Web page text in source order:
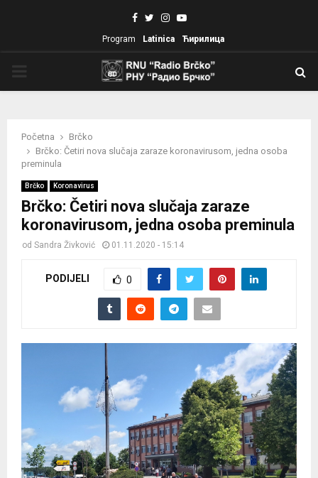
Facebook
TwitterInstagram
Youtube
Program Latinica Ћирилица
Početna
Brčko
Brčko: Četiri nova slučaja zaraze koronavirusom, jedna osoba
preminula
Brčko Koronavirus
Brčko: Četiri nova slučaja zaraze
koronavirusom, jedna osoba preminula
od Sandra Živković 01.11.2020 - 15:14
PODIJELI 0